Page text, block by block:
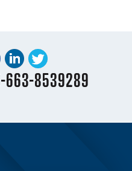
Círculos de Acero Inoxidable
- -